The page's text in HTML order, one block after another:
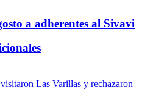
a adherentes al Sivavi